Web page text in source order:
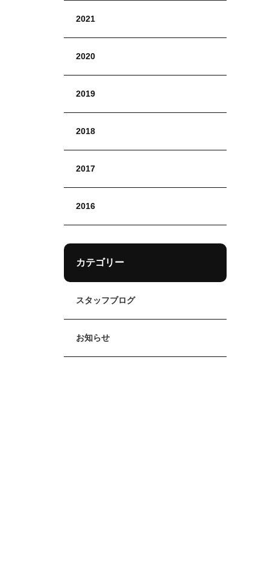
2021
2020
2019
2018
2017
2016
カテゴリー
スタッフブログ
お知らせ